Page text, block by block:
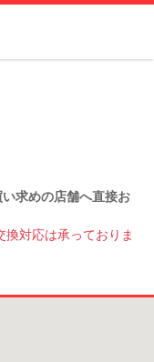
い求めの店舗へ直接お
対応は承っておりま